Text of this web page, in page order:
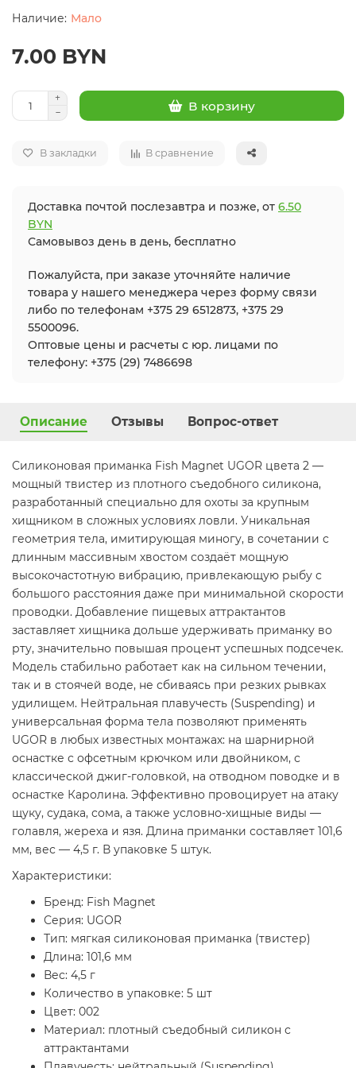
Мало
7.00 BYN
В корзину
В закладки В сравнение
Доставка почтой послезавтра и позже, от 6.50
BYN
Самовывоз день в день, бесплатно
Пожалуйста, при заказе уточняйте наличие
товара у нашего менеджера через форму связи
либо по телефонам +375 29 6512873, +375 29
5500096.
Оптовые цены и расчеты с юр. лицами по
телефону: +375 (29) 7486698
Описание Отзывы Вопрос-ответ
Силиконовая приманка Fish Magnet UGOR цвета 2 —
мощный твистер из плотного съедобного силикона,
разработанный специально для охоты за крупным
хищником в сложных условиях ловли. Уникальная
геометрия тела, имитирующая миногу, в сочетании с
длинным массивным хвостом создаёт мощную
высокочастотную вибрацию, привлекающую рыбу с
большого расстояния даже при минимальной скорости
проводки. Добавление пищевых аттрактантов
заставляет хищника дольше удерживать приманку во
рту, значительно повышая процент успешных подсечек.
Модель стабильно работает как на сильном течении,
так и в стоячей воде, не сбиваясь при резких рывках
удилищем. Нейтральная плавучесть (Suspending) и
универсальная форма тела позволяют применять
UGOR в любых известных монтажах: на шарнирной
оснастке с офсетным крючком или двойником, с
классической джиг-головкой, на отводном поводке и в
оснастке Каролина. Эффективно провоцирует на атаку
щуку, судака, сома, а также условно-хищные виды —
голавля, жереха и язя. Длина приманки составляет 101,6
мм, вес — 4,5 г. В упаковке 5 штук.
Характеристики:
Бренд: Fish Magnet
Серия: UGOR
Тип: мягкая силиконовая приманка (твистер)
Длина: 101,6 мм
Вес: 4,5 г
Количество в упаковке: 5 шт
Цвет: 002
Материал: плотный съедобный силикон с
аттрактантами